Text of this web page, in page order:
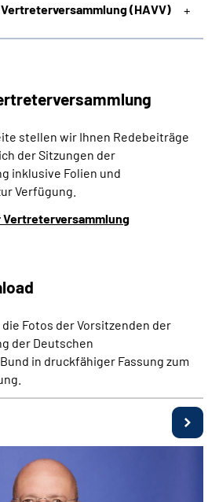
(HAVV)
stellen wir Ihnen Redebeiträge
der Sitzungen der
inklusive Folien und
Verfügung.
Vertreterversammlung
Fotos der Vorsitzenden der
der Deutschen
in druckfähiger Fassung zum